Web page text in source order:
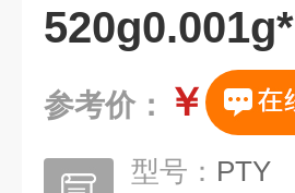
520g0.001g*
参考价： ￥
型号： PTY